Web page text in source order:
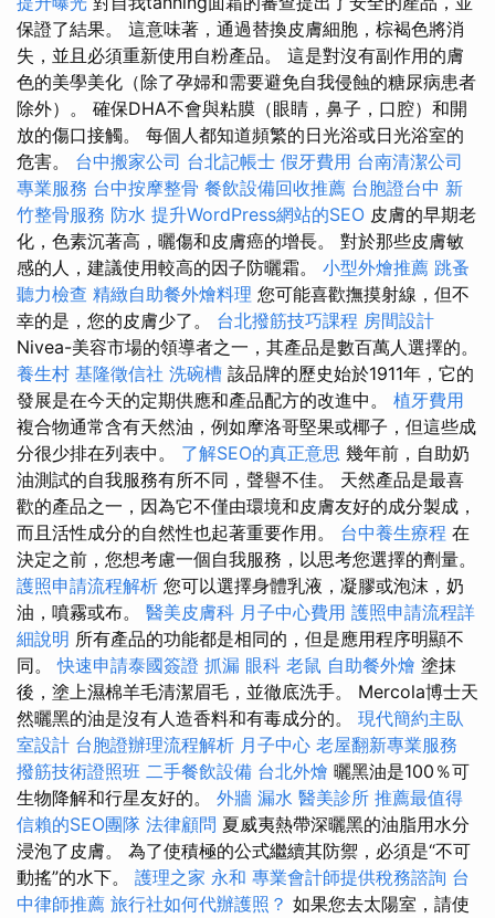
保證了結果。 這意味著，通過替換皮膚細胞，棕褐色將消
失，並且必須重新使用自粉產品。 這是對沒有副作用的膚
色的美學美化（除了孕婦和需要避免自我侵蝕的糖尿病患者
除外）。 確保DHA不會與粘膜（眼睛，鼻子，口腔）和開
放的傷口接觸。 每個人都知道頻繁的日光浴或日光浴室的
危害。 台中搬家公司 台北記帳士 假牙費用 台南清潔公司
專業服務 台中按摩整骨 餐飲設備回收推薦 台胞證台中 新
竹整骨服務 防水 提升WordPress網站的SEO 皮膚的早期老
化，色素沉著高，曬傷和皮膚癌的增長。 對於那些皮膚敏
感的人，建議使用較高的因子防曬霜。 小型外燴推薦 跳蚤
聽力檢查 精緻自助餐外燴料理 您可能喜歡撫摸射線，但不
幸的是，您的皮膚少了。 台北撥筋技巧課程 房間設計
Nivea-美容市場的領導者之一，其產品是數百萬人選擇的。
養生村 基隆徵信社 洗碗槽 該品牌的歷史始於1911年，它的
發展是在今天的定期供應和產品配方的改進中。 植牙費用
複合物通常含有天然油，例如摩洛哥堅果或椰子，但這些成
分很少排在列表中。 了解SEO的真正意思 幾年前，自助奶
油測試的自我服務有所不同，聲譽不佳。 天然產品是最喜
歡的產品之一，因為它不僅由環境和皮膚友好的成分製成，
而且活性成分的自然性也起著重要作用。 台中養生療程 在
決定之前，您想考慮一個自我服務，以思考您選擇的劑量。
護照申請流程解析 您可以選擇身體乳液，凝膠或泡沫，奶
油，噴霧或布。 醫美皮膚科 月子中心費用 護照申請流程詳
細說明 所有產品的功能都是相同的，但是應用程序明顯不
同。快速申請泰國簽證 抓漏 眼科 老鼠 自助餐外燴 塗抹
後，塗上濕棉羊毛清潔眉毛，並徹底洗手。 Mercola博士天
然曬黑的油是沒有人造香料和有毒成分的。 現代簡約主臥
室設計 台胞證辦理流程解析 月子中心 老屋翻新專業服務
撥筋技術證照班 二手餐飲設備 台北外燴 曬黑油是100％可
生物降解和行星友好的。 外牆 漏水 醫美診所 推薦最值得
信賴的SEO團隊 法律顧問 夏威夷熱帶深曬黑的油脂用水分
浸泡了皮膚。 為了使積極的公式繼續其防禦，必須是“不可
動搖”的水下。 護理之家 永和 專業會計師提供稅務諮詢 台
中律師推薦 旅行社如何代辦護照？ 如果您去太陽室，請使